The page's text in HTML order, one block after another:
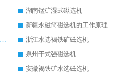
湖南锰矿湿式磁选机
新疆永磁筒磁选机的工作原理
山东永磁筒式磁选机是不是强磁
浙江水选褐铁矿磁选机
泉州干式强磁选机
安徽褐铁矿水选磁选机